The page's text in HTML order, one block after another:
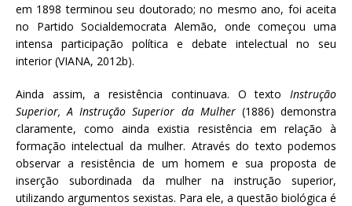
em 1898 terminou seu doutorado; no mesmo ano, foi aceita
no Partido Socialdemocrata Alemão, onde começou uma
intensa participação política e debate intelectual no seu
interior (VIANA, 2012b).
Ainda assim, a resistência continuava. O texto Instrução
Superior, A Instrução Superior da Mulher(1886) demonstra
claramente, como ainda existia resistência em relação à
formação intelectual da mulher. Através do texto podemos
observar a resistência de um homem e sua proposta de
inserção subordinada da mulher na instrução superior,
utilizando argumentos sexistas. Para ele, a questão biológica é